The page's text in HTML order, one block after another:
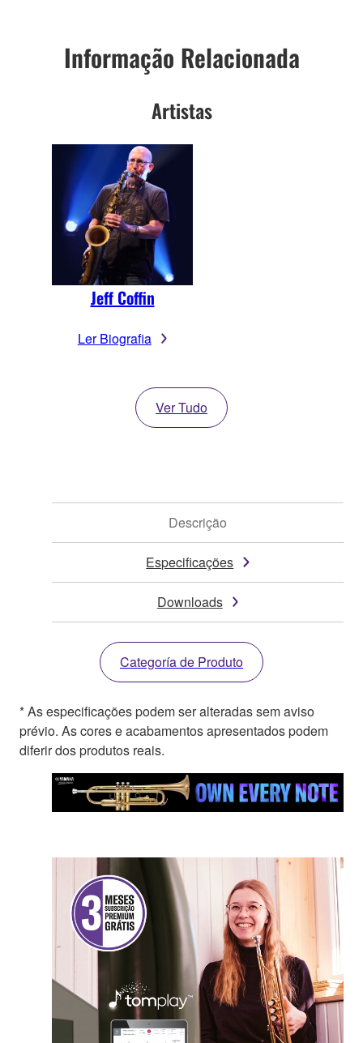
Informação Relacionada
Artistas
Jeff Coffin
Ler Biografia
Ver Tudo
Descrição
Especificações
Downloads
Categoría de Produto
* As especificações podem ser alteradas sem aviso
prévio. As cores e acabamentos apresentados podem
diferir dos produtos reais.